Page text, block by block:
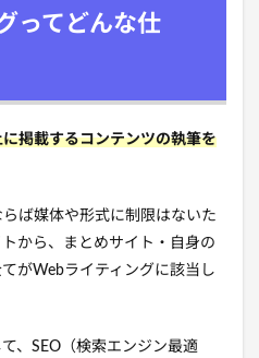
ってどんな仕
掲載するコンテンツの執筆を
ば媒体や形式に制限はないた
から、まとめサイト・自身の
がWebライティングに該当し
、SEO（検索エンジン最適